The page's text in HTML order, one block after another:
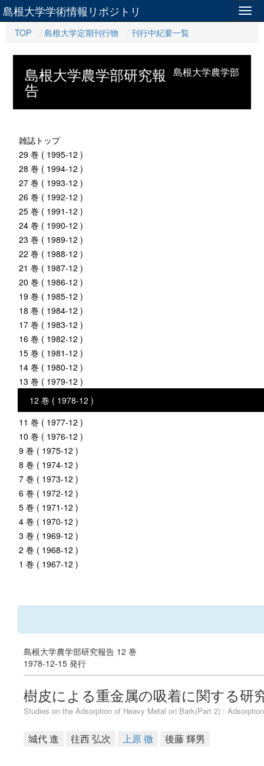
島根大学学術情報リポジトリ
TOP 島根大学定期刊行物 刊行中紀要一覧
島根大学農学部
島根大学農学部研究報
告
雑誌トップ
29 巻 ( 1995-12 )
28 巻 ( 1994-12 )
27 巻 ( 1993-12 )
26 巻 ( 1992-12 )
25 巻 ( 1991-12 )
24 巻 ( 1990-12 )
23 巻 ( 1989-12 )
22 巻 ( 1988-12 )
21 巻 ( 1987-12 )
20 巻 ( 1986-12 )
19 巻 ( 1985-12 )
18 巻 ( 1984-12 )
17 巻 ( 1983-12 )
16 巻 ( 1982-12 )
15 巻 ( 1981-12 )
14 巻 ( 1980-12 )
13 巻 ( 1979-12 )
12 巻 ( 1978-12 )
11 巻 ( 1977-12 )
10 巻 ( 1976-12 )
9 巻 ( 1975-12 )
8 巻 ( 1974-12 )
7 巻 ( 1973-12 )
6 巻 ( 1972-12 )
5 巻 ( 1971-12 )
4 巻 ( 1970-12 )
3 巻 ( 1969-12 )
2 巻 ( 1968-12 )
1 巻 ( 1967-12 )
島根大学農学部研究報告 12 巻
1978-12-15 発行
樹皮による重金属の吸着に関する研
Studies on the Adsorption of Heavy Metal on Bark(Part 2) :
城代 進 往西 弘次 上原 徹 後藤 輝男